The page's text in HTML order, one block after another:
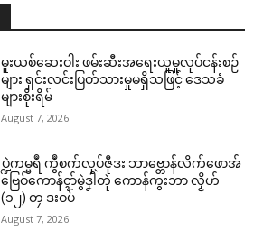
မူးယစ်ဆေးဝါး ဖမ်းဆီးအရေးယူမှုလုပ်ငန်းစဉ်
များ ရှင်းလင်းပြတ်သားမှုမရှိသဖြင့် ဒေသခံ
များစိုးရိမ်
August 7, 2026
ပ္ဍဲကမ္မရဳ ကွဳစက်လုပ်ဇီုဒး ဘာဗ္တောန်လိက်ဖောအ်
ဗြေဝ်ကောန်ၚာ်မွဲဒၞါဲတုဲ ကောန်ကွးဘာ လၟိဟ်
(၁၂) တၠ ဒးဝပ်
August 7, 2026